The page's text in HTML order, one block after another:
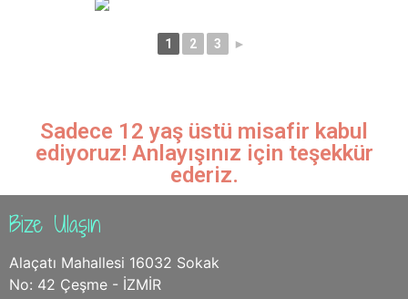
1 2 3 ►
Sadece 12 yaş üstü misafir kabul
ediyoruz! Anlayışınız için teşekkür
ederiz.
Bize Ulaşın
Alaçatı Mahallesi 16032 Sokak
No: 42 Çeşme - İZMİR